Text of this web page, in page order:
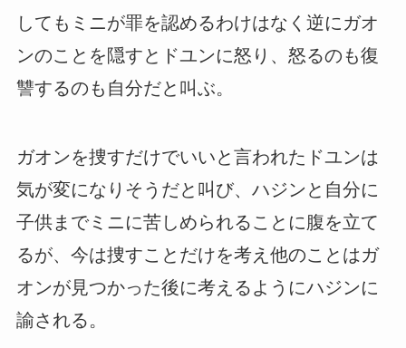
してもミニが罪を認めるわけはなく逆にガオ
ンのことを隠すとドユンに怒り、怒るのも復
讐するのも自分だと叫ぶ。
ガオンを捜すだけでいいと言われたドユンは
気が変になりそうだと叫び、ハジンと自分に
子供までミニに苦しめられることに腹を立て
るが、今は捜すことだけを考え他のことはガ
オンが見つかった後に考えるようにハジンに
諭される。